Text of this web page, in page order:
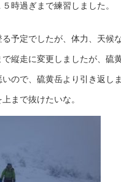
時過ぎまで練習しました。
予定でしたが、体力、天候
縦走に変更しましたが、硫
ので、硫黄岳より引き返しま
まで抜けたいな。